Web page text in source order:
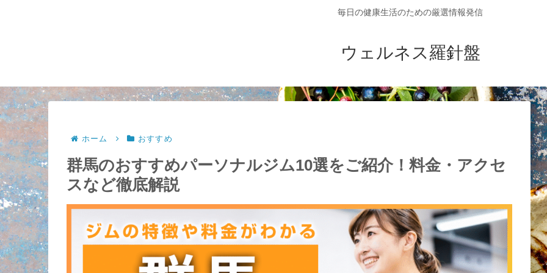
毎日の健康生活のための厳選情報発信
ウェルネス羅針盤
ホーム おすすめ
群馬のおすすめパーソナルジム10選をご紹介！料金・アクセ
スなど徹底解説